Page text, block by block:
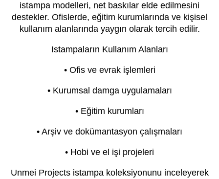
istampa modelleri, net baskılar elde edilmesini
destekler. Ofislerde, eğitim kurumlarında ve kişisel
kullanım alanlarında yaygın olarak tercih edilir.
Istampaların Kullanım Alanları
• Ofis ve evrak işlemleri
• Kurumsal damga uygulamaları
• Eğitim kurumları
• Arşiv ve dokümantasyon çalışmaları
• Hobi ve el işi projeleri
Unmei Projects istampa koleksiyonunu inceleyerek